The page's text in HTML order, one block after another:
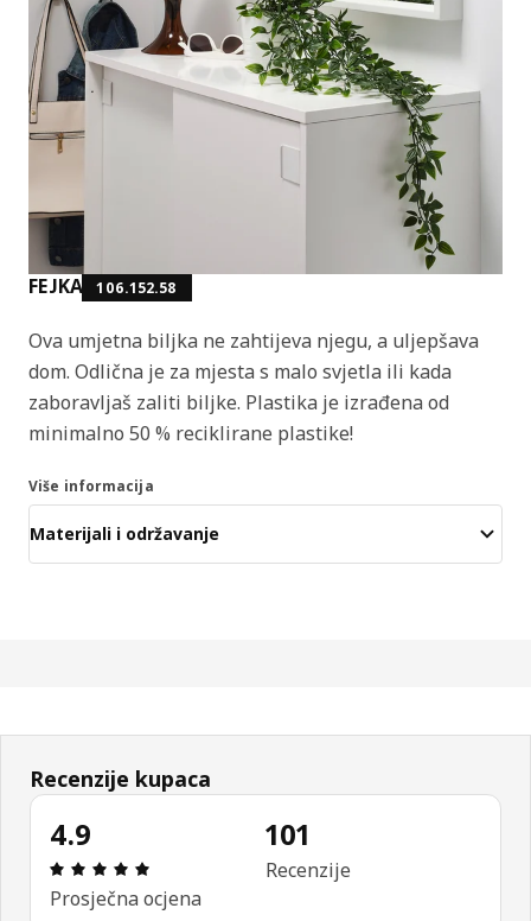
FEJKA 106.152.58
Ova umjetna biljka ne zahtijeva njegu, a uljepšava
dom. Odlična je za mjesta s malo svjetla ili kada
zaboravljaš zaliti biljke. Plastika je izrađena od
minimalno 50 % reciklirane plastike!
Više informacija
Materijali i održavanje
Recenzije kupaca
4.9
Ocjena i recenzija: 4.9 od 5 zvjezdica. Ukupno
Prosječna ocjena
101
Recenzije